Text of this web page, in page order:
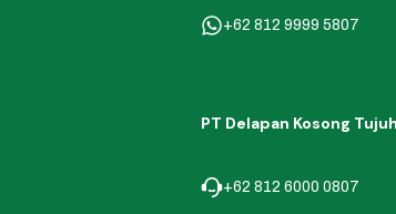
+62 812 9999 5807
PT Delapan Kosong
+62 812 6000 0807